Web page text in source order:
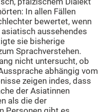
In allen Fällen
bewertet, wenn
aussehendes
sie bisherige
Sprachverstehen.
nicht untersucht, ob
abhängig vom
zeigen indes, dass
der Asiatinnen
als die der